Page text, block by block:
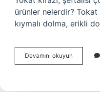
ürünler nelerdir? Tokat
kıymalı dolma, erikli
Devamını okuyun Tokatda
En
Yetişir